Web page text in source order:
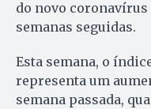
do novo coronavírus
semanas seguidas.
Esta semana, o
representa um
semana passada,